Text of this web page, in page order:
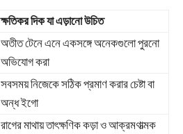
ক্ষতিকর দিক যা এড়ানো উচিত
অতীত টেনে এনে একসঙ্গে অনেকগুলো পুরনো
অভিযোগ করা
সবসময় নিজেকে সঠিক প্রমাণ করার চেষ্টা বা
অন্ধ ইগো
রাগের মাথায় তাৎক্ষণিক কড়া ও আক্রমণাত্মক